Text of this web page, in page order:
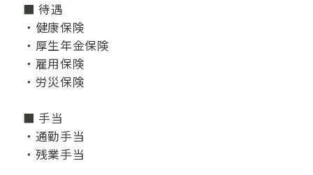
■ 待遇
・健康保険
・厚生年金保険
・雇用保険
・労災保険
■ 手当
・通勤手当
・残業手当